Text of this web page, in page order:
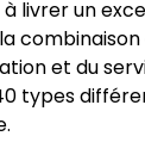
livrer un
combinaison
et du
types